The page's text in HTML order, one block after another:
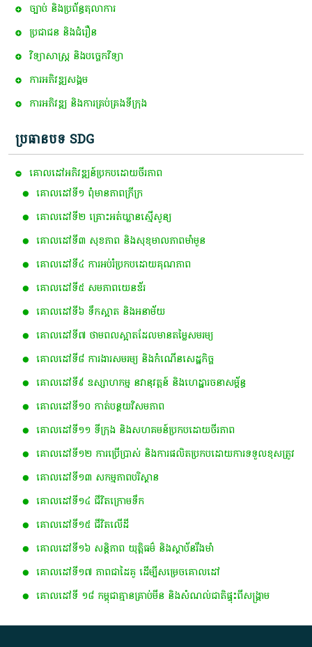
ច្បាប់ និងប្រព័ន្ធតុលាការ
ប្រជាជន និងជំរឿន
វិទ្យាសាស្ត្រ និងបច្ចេកវិទ្យា
ការ​អភិវឌ្ឍ​សង្គម
ការអភិវឌ្ឍ និងការគ្រប់គ្រងទីក្រុង
ប្រធានបទ SDG
គោលដៅ​អភិវឌ្ឍន៍​ប្រកបដោយ​ចីរភាព
គោលដៅ​ទី​១​ ពុំ​មាន​ភាព​ក្រីក្រ
គោលដៅទី២ គ្រោះអត់ឃ្លានស្មើសូន្យ
គោលដៅទី៣ សុខភាព និងសុខុមាលភាពមាំមួន
គោលដៅទី៤ ការអប់រំប្រកបដោយគុណភាព
គោលដៅទី៥ សមភាពយេនឌ័រ
គោលដៅទី៦ ទឹកស្អាត និងអនាម័យ
គោលដៅទី៧ ថាមពលស្អាត​ដែលមានតម្លៃសមរម្យ
គោលដៅទី៨ ការងារសមរម្យ និងកំណើនសេដ្ឋកិច្ច
គោលដៅទី៩ ឧស្សាហកម្ម នវានុវត្តន៍ និងហេដ្ឋារចនាសម្ព័ន្ធ
គោលដៅទី១០ កាត់បន្ថយវិសមភាព
គោលដៅទី១១ ទីក្រុង និងសហគមន៍ប្រកបដោយចីរភាព
គោលដៅទី១២ ការប្រើប្រាស់ និងការផលិតប្រកបដោយការទទួលខុសត្រូវ​
គោលដៅទី​១៣ ស​កម្ម​ភាព​​បរិស្ថាន​
គោលដៅទី១៤ ជីវិតក្រោមទឹក
គោលដៅទី១៥ ជីវិតលើដី
គោលដៅទី១៦ សន្តិភាព យុត្តិធម៌ និងស្ថាប័នរឹងមាំ
គោលដៅទី១៧ ភាពជាដៃគូ ដើម្បីសម្រេចគោលដៅ
គោលដៅ​ទី​ ១៨​ កម្ពុជា​គ្មាន​គ្រាប់​មីន​ ​និង​សំណល់​ជាតិ​ផ្ទុះ​ពី​សង្គ្រាម​